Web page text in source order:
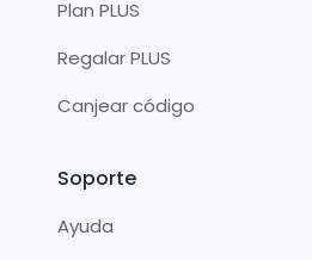
Plan PLUS
Regalar PLUS
Canjear código
Soporte
Ayuda